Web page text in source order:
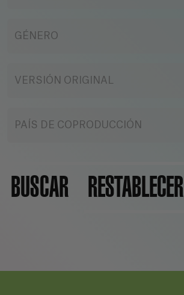
GÉNERO
VERSIÓN ORIGINAL
PAÍS DE COPRODUCCIÓN
BUSCAR RESTABLECER